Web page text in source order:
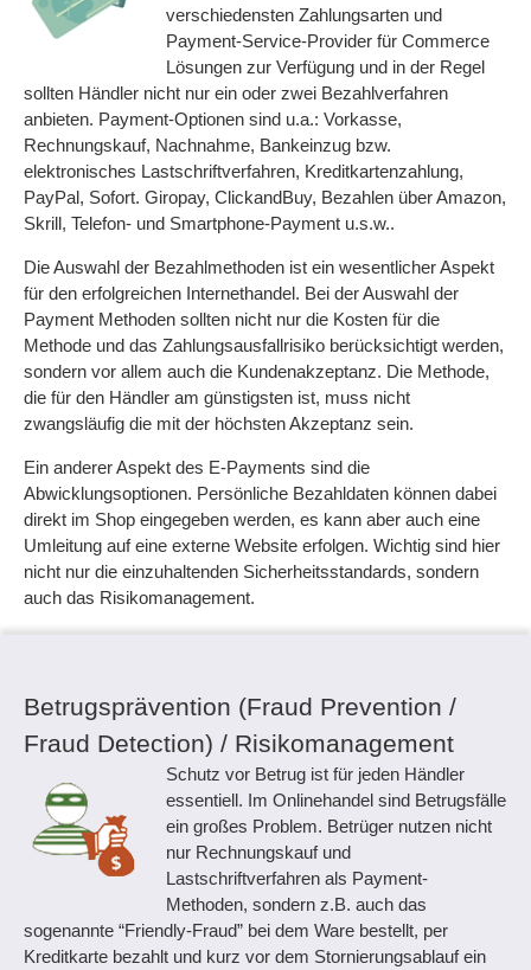
verschiedensten Zahlungsarten und
Payment-Service-Provider für Commerce
Lösungen zur Verfügung und in der Regel
sollten Händler nicht nur ein oder zwei Bezahlverfahren
anbieten. Payment-Optionen sind u.a.: Vorkasse,
Rechnungskauf, Nachnahme, Bankeinzug bzw.
elektronisches Lastschriftverfahren, Kreditkartenzahlung,
PayPal, Sofort. Giropay, ClickandBuy, Bezahlen über Amazon,
Skrill, Telefon- und Smartphone-Payment u.s.w..
Die Auswahl der Bezahlmethoden ist ein wesentlicher Aspekt
für den erfolgreichen Internethandel. Bei der Auswahl der
Payment Methoden sollten nicht nur die Kosten für die
Methode und das Zahlungsausfallrisiko berücksichtigt werden,
sondern vor allem auch die Kundenakzeptanz. Die Methode,
die für den Händler am günstigsten ist, muss nicht
zwangsläufig die mit der höchsten Akzeptanz sein.
Ein anderer Aspekt des E-Payments sind die
Abwicklungsoptionen. Persönliche Bezahldaten können dabei
direkt im Shop eingegeben werden, es kann aber auch eine
Umleitung auf eine externe Website erfolgen. Wichtig sind hier
nicht nur die einzuhaltenden Sicherheitsstandards, sondern
auch das Risikomanagement.
Betrugsprävention (Fraud Prevention /
Fraud Detection) / Risikomanagement
Schutz vor Betrug ist für jeden Händler
essentiell. Im Onlinehandel sind Betrugsfälle
ein großes Problem. Betrüger nutzen nicht
nur Rechnungskauf und
Lastschriftverfahren als Payment-
Methoden, sondern z.B. auch das
sogenannte “Friendly-Fraud” bei dem Ware bestellt, per
Kreditkarte bezahlt und kurz vor dem Stornierungsablauf ein